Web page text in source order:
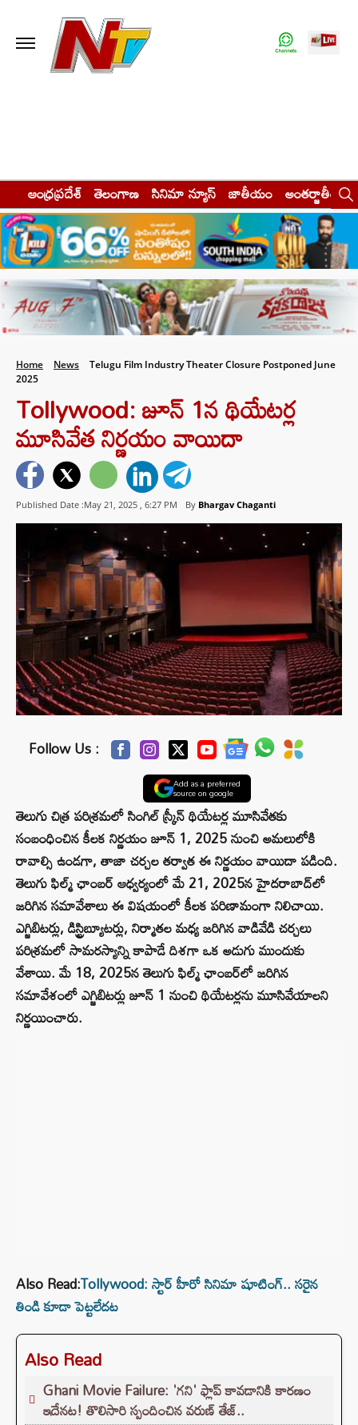
ఆంధ్రప్రదేశ్ తెలంగాణ సినిమా న్యూస్ జాతీయం అంతర్జాతీయం
Home News
Telugu Film Industry Theater Closure Postponed June
2025
Tollywood: జూన్ 1న థియేటర్ల
మూసివేత నిర్ణయం వాయిదా
Published Date :May 21, 2025 , 6:27 PM By Bhargav Chaganti
Follow Us :
Add as a preferred
source on google
తెలుగు చిత్ర పరిశ్రమలో సింగిల్ స్క్రీన్ థియేటర్ల మూసివేతకు
సంబంధించిన కీలక నిర్ణయం జూన్ 1, 2025 నుంచి అమలులోకి
రావాల్సి ఉండగా, తాజా చర్చల తర్వాత ఈ నిర్ణయం వాయిదా పడింది.
తెలుగు ఫిల్మ్ ఛాంబర్ ఆధ్వర్యంలో మే 21, 2025న హైదరాబాద్‌లో
జరిగిన సమావేశాలు ఈ విషయంలో కీలక పరిణామంగా నిలిచాయి.
ఎగ్జిబిటర్లు, డిస్ట్రిబ్యూటర్లు, నిర్మాతల మధ్య జరిగిన వాడివేడి చర్చలు
పరిశ్రమలో సామరస్యాన్ని కాపాడే దిశగా ఒక అడుగు ముందుకు
వేశాయి. మే 18, 2025న తెలుగు ఫిల్మ్ ఛాంబర్‌లో జరిగిన
సమావేశంలో ఎగ్జిబిటర్లు జూన్ 1 నుంచి థియేటర్లను మూసివేయాలని
నిర్ణయించారు.
Also Read:Tollywood: స్టార్ హీరో సినిమా షూటింగ్.. సరైన
తిండి కూడా పెట్టలేదట
Also Read
Ghani Movie Failure: 'గని' ఫ్లాప్‌ కావడానికి కారణం
ఇదేనట! తొలిసారి స్పందించిన వరుణ్ తేజ్..